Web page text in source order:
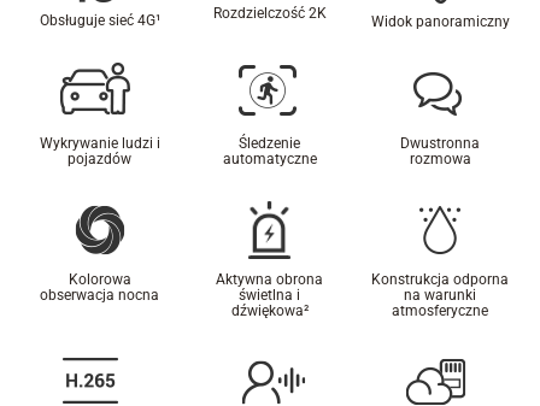
Obsługuje sieć 4G¹ Rozdzielczość 2K Widok panoramiczny
Wykrywanie ludzi i
pojazdów
Śledzenie
automatyczne
Dwustronna
rozmowa
Kolorowa
obserwacja nocna
Aktywna obrona
świetlna i
dźwiękowa²
Konstrukcja odporna
na warunki
atmosferyczne